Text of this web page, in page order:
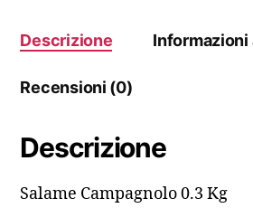
Descrizione
Recensioni (0)
Descrizione
Salame Campagnolo 0.3 Kg